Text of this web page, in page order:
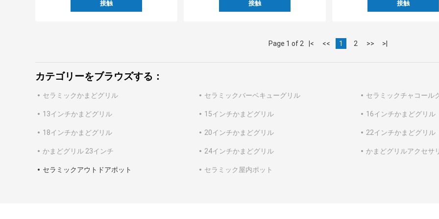
接触 接触 接触
Page 1 of 2 |< << 1 2 >> >|
カテゴリーをブラウズする：
セラミックかまどグリル セラミックバーベキューグリル セラミックチャコール
13インチかまどグリル 15インチかまどグリル 16インチかまどグリル
18インチかまどグリル 20インチかまどグリル 22インチかまどグリル
かまどグリル 23インチ 24インチかまどグリル かまどグリルアクセサ
セラミックアウトドアポット セラミック屋内ポット